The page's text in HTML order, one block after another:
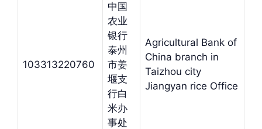
103313220760
中国
农业
银行
泰州
市姜
堰支
行白
米办
事处
Agricultural Bank of
China branch in
Taizhou city
Jiangyan rice Office